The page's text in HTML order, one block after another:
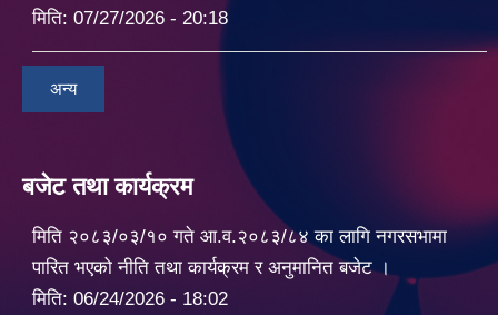
मिति: 07/27/2026 - 20:18
अन्य
बजेट तथा कार्यक्रम
मिति २०८३/०३/१० गते आ.व.२०८३/८४ का लागि नगरसभामा
पारित भएको नीति तथा कार्यक्रम र अनुमानित बजेट ।
मिति: 06/24/2026 - 18:02